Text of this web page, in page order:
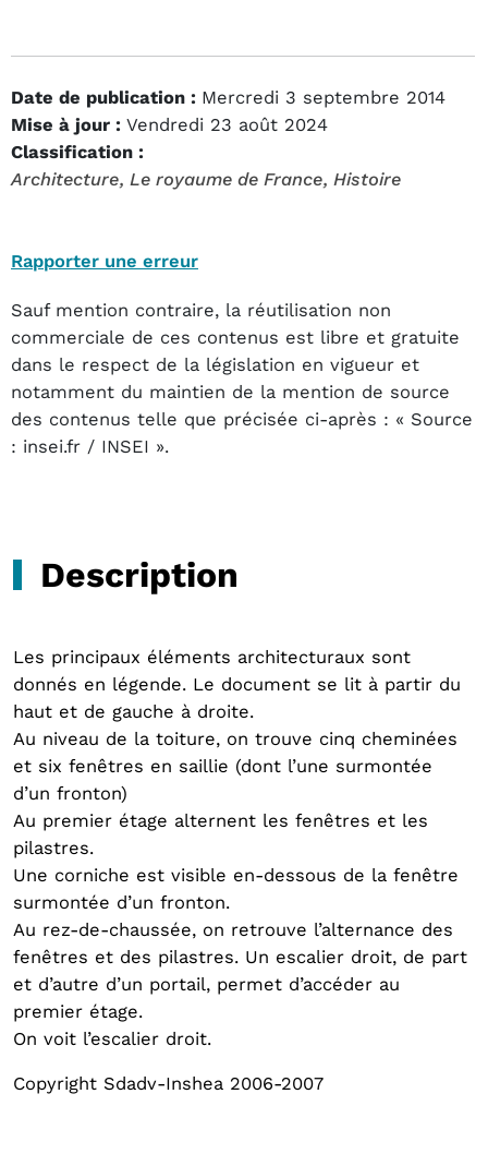
Date de publication : Mercredi 3 septembre 2014
Mise à jour : Vendredi 23 août 2024
Classification :
Architecture, Le royaume de France, Histoire
Rapporter une erreur
Sauf mention contraire, la réutilisation non
commerciale de ces contenus est libre et gratuite
dans le respect de la législation en vigueur et
notamment du maintien de la mention de source
des contenus telle que précisée ci-après : « Source
: insei.fr / INSEI ».
Description
Les principaux éléments architecturaux sont
donnés en légende. Le document se lit à partir du
haut et de gauche à droite.
Au niveau de la toiture, on trouve cinq cheminées
et six fenêtres en saillie (dont l’une surmontée
d’un fronton)
Au premier étage alternent les fenêtres et les
pilastres.
Une corniche est visible en-dessous de la fenêtre
surmontée d’un fronton.
Au rez-de-chaussée, on retrouve l’alternance des
fenêtres et des pilastres. Un escalier droit, de part
et d’autre d’un portail, permet d’accéder au
premier étage.
On voit l’escalier droit.
Copyright Sdadv-Inshea 2006-2007